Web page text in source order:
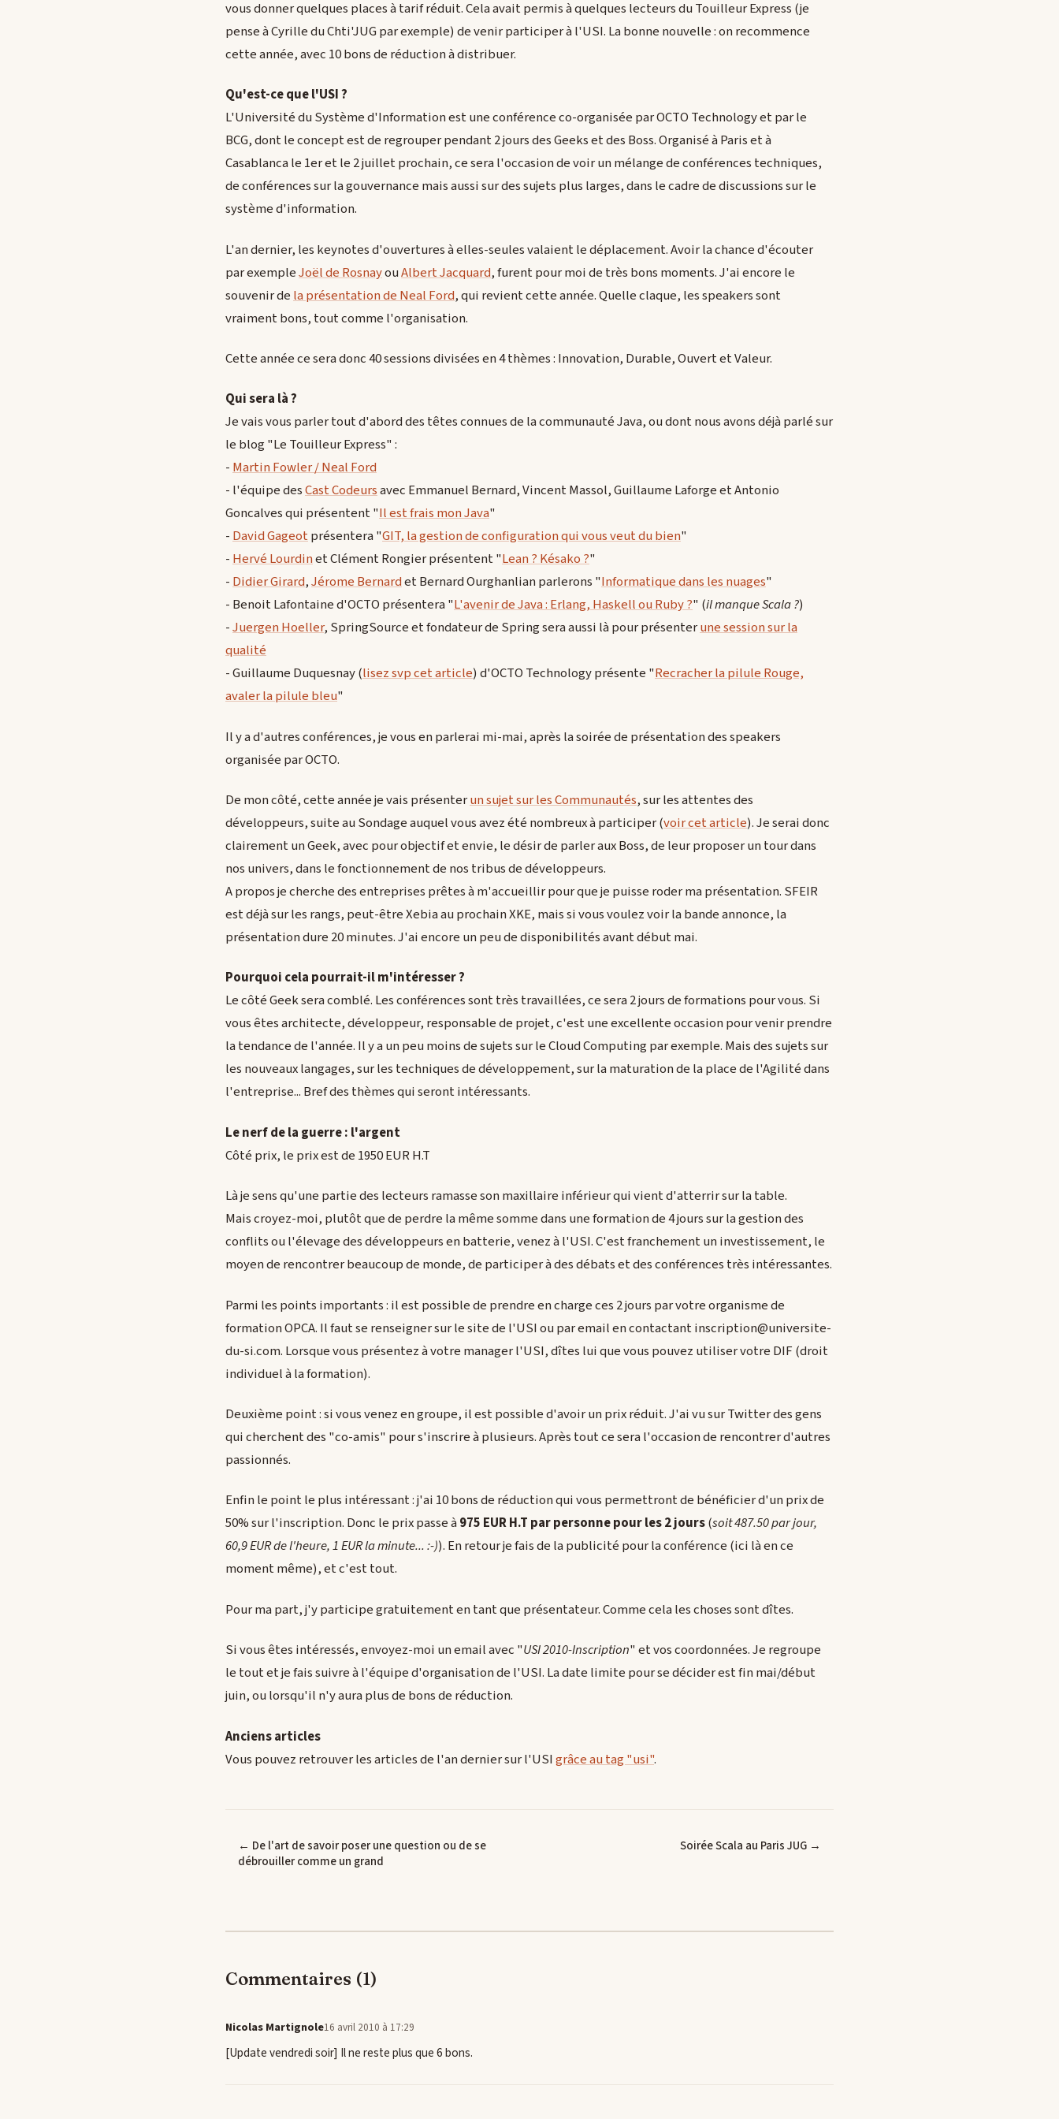
vous donner quelques places à tarif réduit. Cela avait permis à quelques lecteurs du Touilleur Express (je
pense à Cyrille du Chti'JUG par exemple) de venir participer à l'USI. La bonne nouvelle : on recommence
cette année, avec 10 bons de réduction à distribuer.
Qu'est-ce que l'USI ?
L'Université du Système d'Information est une conférence co-organisée par OCTO Technology et par le
BCG, dont le concept est de regrouper pendant 2 jours des Geeks et des Boss. Organisé à Paris et à
Casablanca le 1er et le 2 juillet prochain, ce sera l'occasion de voir un mélange de conférences techniques,
de conférences sur la gouvernance mais aussi sur des sujets plus larges, dans le cadre de discussions sur le
système d'information.
L'an dernier, les keynotes d'ouvertures à elles-seules valaient le déplacement. Avoir la chance d'écouter
par exempleJoël de RosnayouAlbert Jacquard, furent pour moi de très bons moments. J'ai encore le
souvenir de la présentation de Neal Ford, qui revient cette année. Quelle claque, les speakers sont
vraiment bons, tout comme l'organisation.
Cette année ce sera donc 40 sessions divisées en 4 thèmes : Innovation, Durable, Ouvert et Valeur.
Qui sera là ?
Je vais vous parler tout d'abord des têtes connues de la communauté Java, ou dont nous avons déjà parlé sur
le blog "Le Touilleur Express" :
-Martin Fowler / Neal Ford
- l'équipe desCast Codeursavec Emmanuel Bernard, Vincent Massol, Guillaume Laforge et Antonio
Goncalves qui présentent "Il est frais mon Java"
-David Gageotprésentera "GIT, la gestion de configuration qui vous veut du bien"
-Hervé Lourdinet Clément Rongier présentent "Lean ? Késako ?"
-Didier Girard,Jérome Bernardet Bernard Ourghanlian parlerons "Informatique dans les nuages"
- Benoit Lafontaine d'OCTO présentera "L'avenir de Java : Erlang, Haskell ou Ruby ?" (il manque Scala ?)
-Juergen Hoeller, SpringSource et fondateur de Spring sera aussi là pour présenterune session sur la
qualité
- Guillaume Duquesnay (lisez svp cet article) d'OCTO Technology présente "Recracher la pilule Rouge,
avaler la pilule bleu"
Il y a d'autres conférences, je vous en parlerai mi-mai, après la soirée de présentation des speakers
organisée par OCTO.
De mon côté, cette année je vais présenterun sujet sur les Communautés, sur les attentes des
développeurs, suite au Sondage auquel vous avez été nombreux à participer (voir cet article). Je serai donc
clairement un Geek, avec pour objectif et envie, le désir de parler aux Boss, de leur proposer un tour dans
nos univers, dans le fonctionnement de nos tribus de développeurs.
A propos je cherche des entreprises prêtes à m'accueillir pour que je puisse roder ma présentation. SFEIR
est déjà sur les rangs, peut-être Xebia au prochain XKE, mais si vous voulez voir la bande annonce, la
présentation dure 20 minutes. J'ai encore un peu de disponibilités avant début mai.
Pourquoi cela pourrait-il m'intéresser ?
Le côté Geek sera comblé. Les conférences sont très travaillées, ce sera 2 jours de formations pour vous. Si
vous êtes architecte, développeur, responsable de projet, c'est une excellente occasion pour venir prendre
la tendance de l'année. Il y a un peu moins de sujets sur le Cloud Computing par exemple. Mais des sujets sur
les nouveaux langages, sur les techniques de développement, sur la maturation de la place de l'Agilité dans
l'entreprise... Bref des thèmes qui seront intéressants.
Le nerf de la guerre : l'argent
Côté prix, le prix est de 1950 EUR H.T
Là je sens qu'une partie des lecteurs ramasse son maxillaire inférieur qui vient d'atterrir sur la table.
Mais croyez-moi, plutôt que de perdre la même somme dans une formation de 4 jours sur la gestion des
conflits ou l'élevage des développeurs en batterie, venez à l'USI. C'est franchement un investissement, le
moyen de rencontrer beaucoup de monde, de participer à des débats et des conférences très intéressantes.
Parmi les points importants : il est possible de prendre en charge ces 2 jours par votre organisme de
formation OPCA. Il faut se renseigner sur le site de l'USI ou par email en contactant inscription@universite-
du-si.com. Lorsque vous présentez à votre manager l'USI, dîtes lui que vous pouvez utiliser votre DIF (droit
individuel à la formation).
Deuxième point : si vous venez en groupe, il est possible d'avoir un prix réduit. J'ai vu sur Twitter des gens
qui cherchent des "co-amis" pour s'inscrire à plusieurs. Après tout ce sera l'occasion de rencontrer d'autres
passionnés.
Enfin le point le plus intéressant : j'ai 10 bons de réduction qui vous permettront de bénéficier d'un prix de
50% sur l'inscription. Donc le prix passe à975 EUR H.T par personne pour les 2 jours(soit 487.50 par jour,
60,9 EUR de l'heure, 1 EUR la minute... :-)). En retour je fais de la publicité pour la conférence (ici là en ce
moment même), et c'est tout.
Pour ma part, j'y participe gratuitement en tant que présentateur. Comme cela les choses sont dîtes.
Si vous êtes intéressés, envoyez-moi un email avec "USI 2010-Inscription" et vos coordonnées. Je regroupe
le tout et je fais suivre à l'équipe d'organisation de l'USI. La date limite pour se décider est fin mai/début
juin, ou lorsqu'il n'y aura plus de bons de réduction.
Anciens articles
Vous pouvez retrouver les articles de l'an dernier sur l'USIgrâce au tag "usi".
← De l'art de savoir poser une question ou de se
débrouiller comme un grand
Soirée Scala au Paris JUG →
Commentaires (1)
Nicolas Martignole16 avril 2010 à 17:29
[Update vendredi soir] Il ne reste plus que 6 bons.